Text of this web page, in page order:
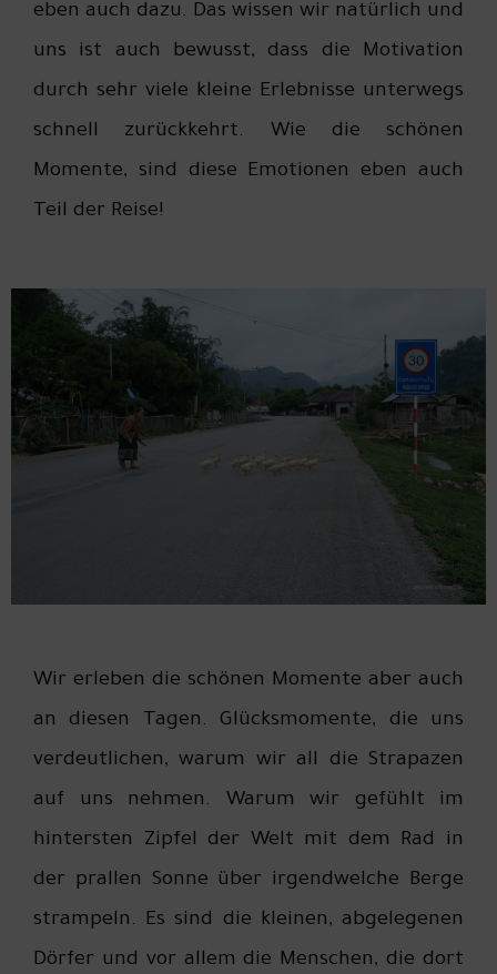
eben auch dazu. Das wissen wir natürlich und
uns ist auch bewusst, dass die Motivation
durch sehr viele kleine Erlebnisse unterwegs
schnell zurückkehrt. Wie die schönen
Momente, sind diese Emotionen eben auch
Teil der Reise!
Wir erleben die schönen Momente aber auch
an diesen Tagen. Glücksmomente, die uns
verdeutlichen, warum wir all die Strapazen
auf uns nehmen. Warum wir gefühlt im
hintersten Zipfel der Welt mit dem Rad in
der prallen Sonne über irgendwelche Berge
strampeln. Es sind die kleinen, abgelegenen
Dörfer und vor allem die Menschen, die dort